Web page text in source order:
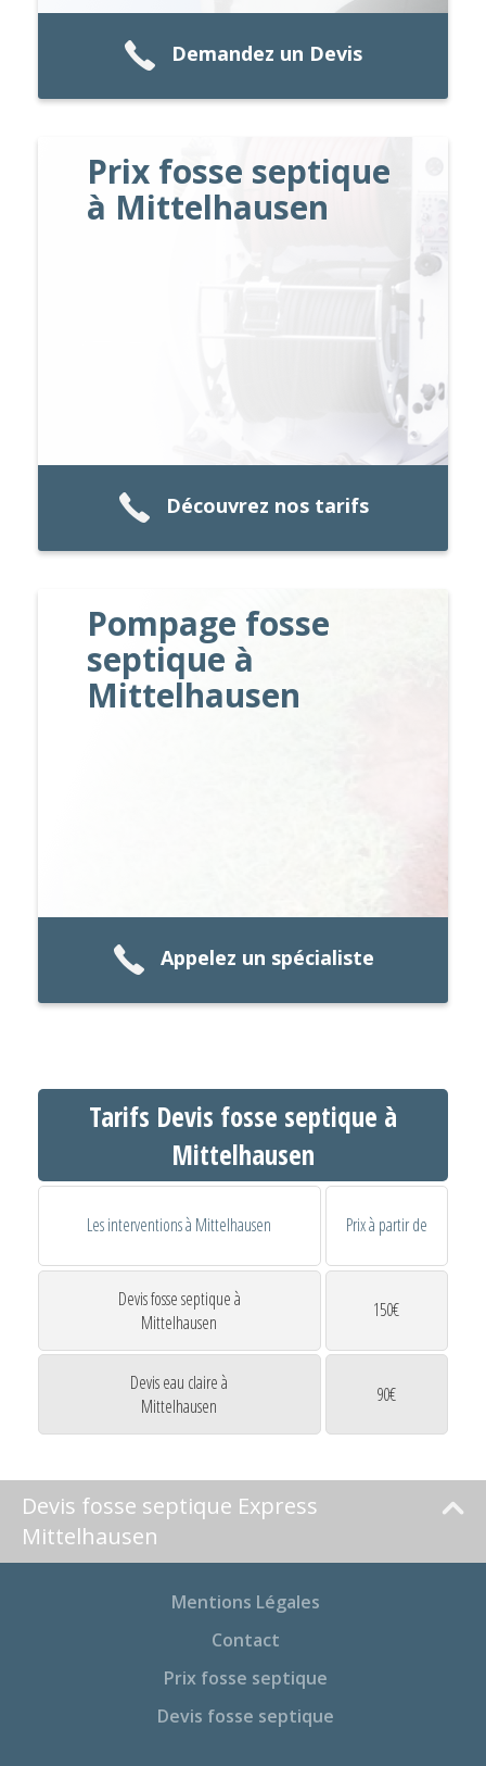
Demandez un Devis
Prix fosse septique
à Mittelhausen
Découvrez nos tarifs
Pompage fosse
septique à
Mittelhausen
Appelez un spécialiste
Tarifs Devis fosse septique à
Mittelhausen
Les interventions à Mittelhausen Prix à partir de
Devis fosse septique à
Mittelhausen
150€
Devis eau claire à
Mittelhausen
90€
Devis fosse septique Express
Mittelhausen
Mentions Légales
Contact
Prix fosse septique
Devis fosse septique